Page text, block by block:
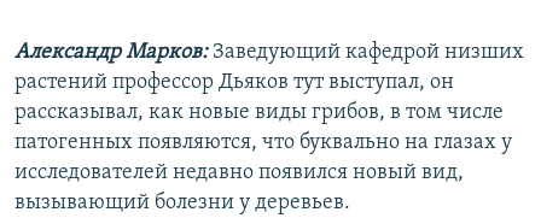
Александр Марков: Заведующий кафедрой низших
растений профессор Дьяков тут выступал, он
рассказывал, как новые виды грибов, в том числе
патогенных появляются, что буквально на глазах у
исследователей недавно появился новый вид,
вызывающий болезни у деревьев.